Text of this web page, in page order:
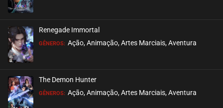
Renegade Immortal
GÊNEROS: Ação, Animação, Artes Marciais, Aventura
The Demon Hunter
GÊNEROS: Ação, Animação, Artes Marciais, Aventura